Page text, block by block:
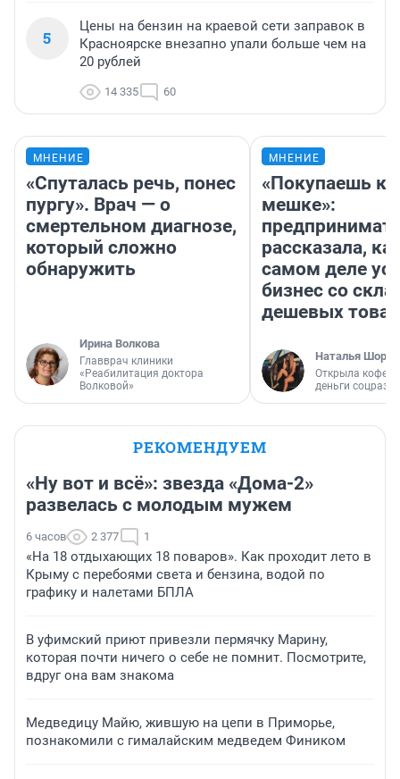
5
Цены на бензин на краевой сети заправок в
Красноярске внезапно упали больше чем на
20 рублей
14 335 60
МНЕНИЕ
«Спуталась речь, понес
пургу». Врач — о
смертельном диагнозе,
который сложно
обнаружить
Ирина Волкова
Главврач клиники
«Реабилитация доктора
Волковой»
МНЕНИЕ
«Покупаешь
мешке»:
рассказала,
самом деле
бизнес со
дешевых
Наталья
Открыла
деньги
РЕКОМЕНДУЕМ
«Ну вот и всё»: звезда «Дома-2»
развелась с молодым мужем
6 часов 2 377 1
«На 18 отдыхающих 18 поваров». Как проходит лето в
Крыму с перебоями света и бензина, водой по
графику и налетами БПЛА
В уфимский приют привезли пермячку Марину,
которая почти ничего о себе не помнит. Посмотрите,
вдруг она вам знакома
Медведицу Майю, жившую на цепи в Приморье,
познакомили с гималайским медведем Фиником